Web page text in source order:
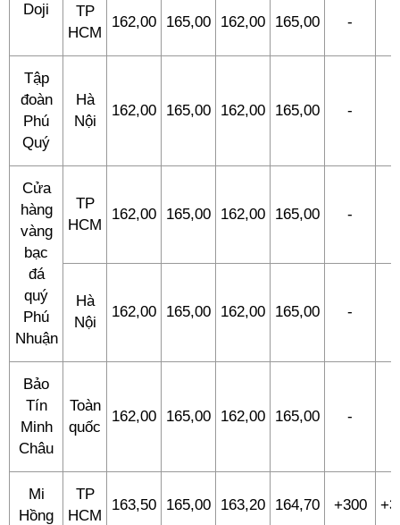
Doji
TP
HCM
162,00 165,00 162,00 165,00 -
Tập
đoàn
Phú
Quý
Hà
Nội
162,00 165,00 162,00 165,00 -
Cửa
hàng
vàng
bạc
đá
quý
Phú
Nhuận
TP
HCM
162,00 165,00 162,00 165,00 -
Hà
Nội
162,00 165,00 162,00 165,00 -
Bảo
Tín
Minh
Châu
Toàn
quốc
162,00 165,00 162,00 165,00 -
Mi
Hồng
TP
HCM
163,50 165,00 163,20 164,70 +300